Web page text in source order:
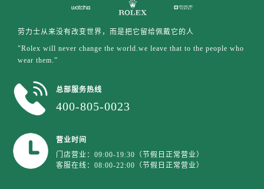
江西省抚州市临川区赣东大道售后服务中心（需提前预约）
劳力士从来没有改变世界，而是把它留给佩戴它的人
"Rolex will never change the world.we leave that to the people who
wear them.”
总部服务热线
400-805-0023
营业时间
门店营业：09:00-19:30（节假日正常营业）
客服在线：08:00-22:00（节假日正常营业）